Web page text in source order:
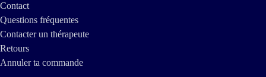
Contact
Questions fréquentes
Contacter un thérapeute
Retours
Annuler ta commande